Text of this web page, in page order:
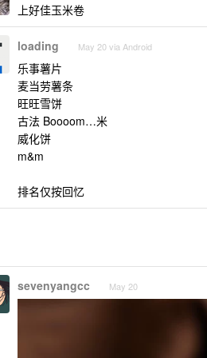
上好佳玉米卷
loading May 20 via Android
乐事薯片
麦当劳薯条
旺旺雪饼
古法 Boooom…米
威化饼
m&m
排名仅按回忆
sevenyangcc May 20